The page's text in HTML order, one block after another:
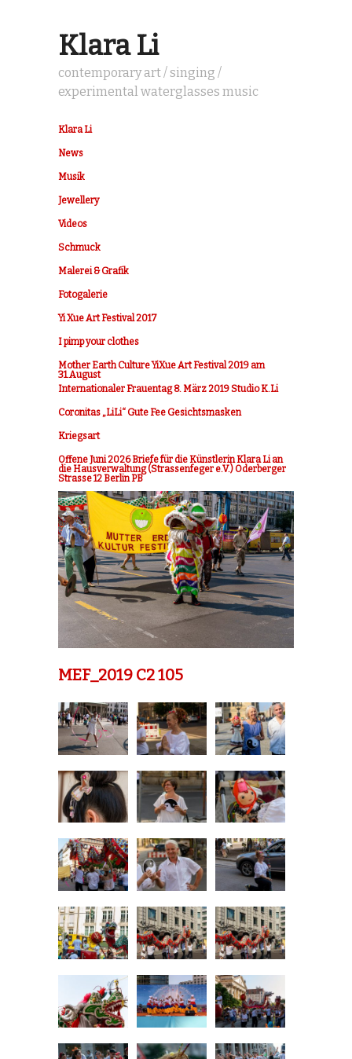
Klara Li
contemporary art / singing /
experimental waterglasses music
Klara Li
News
Musik
Jewellery
Videos
Schmuck
Malerei & Grafik
Fotogalerie
Yi Xue Art Festival 2017
I pimp your clothes
Mother Earth Culture YiXue Art Festival 2019 am
31.August
Internationaler Frauentag 8. März 2019 Studio K.Li
Coronitas „LiLi“ Gute Fee Gesichtsmasken
Kriegsart
Offene Juni 2026 Briefe für die Künstlerin Klara Li an
die Hausverwaltung (Strassenfeger e.V.) Oderberger
Strasse 12 Berlin PB
MEF_2019 C2 105